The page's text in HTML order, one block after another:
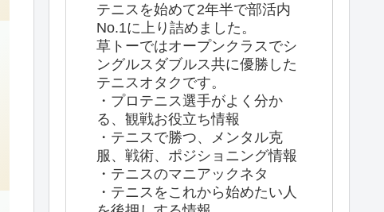
テニスを始めて2年半で部活内
No.1に上り詰めました。
草トーではオープンクラスでシ
ングルスダブルス共に優勝した
テニスオタクです。
・プロテニス選手がよく分か
る、観戦お役立ち情報
・テニスで勝つ、メンタル克
服、戦術、ポジショニング情報
・テニスのマニアックネタ
・テニスをこれから始めたい人